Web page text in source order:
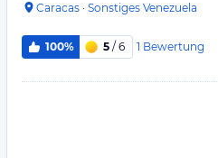
Caracas · Sonstiges Venezuela
100% 5 / 6 1 Bewertung